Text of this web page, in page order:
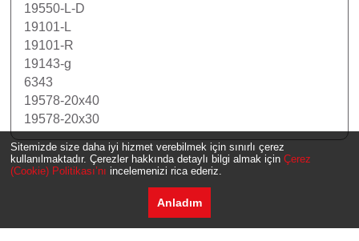
Sitemizde size daha iyi hizmet verebilmek için sınırlı çerez
kullanılmaktadır. Çerezler hakkında detaylı bilgi almak için Çerez
(Cookie) Politikası’nı incelemenizi rica ederiz.
Anladım
19550-L-D
19101-L
19101-R
19143-g
6343
19578-20x40
19578-20x30